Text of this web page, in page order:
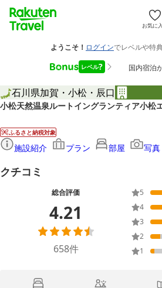
お気に
石川県加賀・小松・辰口
小松天然温泉ルートイングランティア小松
ふるさと納税対象
施設紹介 プラン 部屋 写真
クチコミ
総合評価
4.21
658件
5
4
3
2
1